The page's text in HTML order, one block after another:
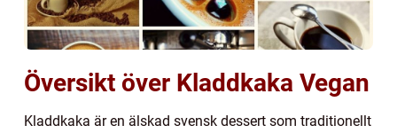
Översikt över Kladdkaka Vegan
Kladdkaka är en älskad svensk dessert som traditionellt